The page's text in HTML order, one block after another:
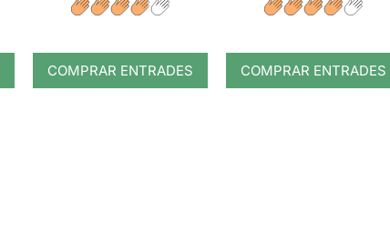
COMPRAR ENTRADES COMPRAR ENTRADES